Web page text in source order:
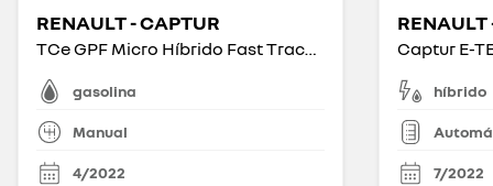
RENAULT - CAPTUR
TCe GPF Micro Híbrido Fast Track 103kW
gasolina
Manual
4/2022
RENAULT
híbrido
7/2022